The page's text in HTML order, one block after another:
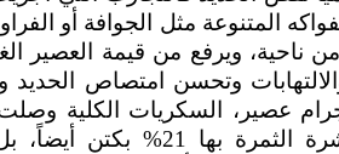
المتنوعة مثل الجوافة أو
ويرفع من قيمة العصير
وتحسن امتصاص الحديد